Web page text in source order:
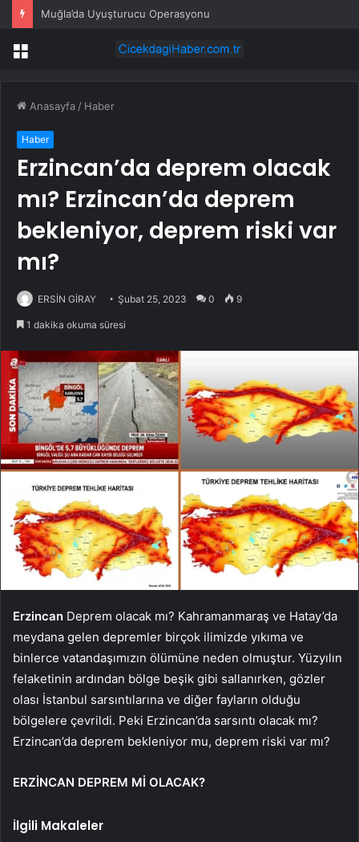
Muğla’da Uyuşturucu Operasyonu
Menü
Anasayfa / Haber
Haber
Erzincan’da deprem olacak
mı? Erzincan’da deprem
bekleniyor, deprem riski var
mı?
ERSİN GİRAY Şubat 25, 2023 0 9
1 dakika okuma süresi
Erzincan Deprem olacak mı? Kahramanmaraş ve Hatay’da
meydana gelen depremler birçok ilimizde yıkıma ve
binlerce vatandaşımızın ölümüne neden olmuştur. Yüzyılın
felaketinin ardından bölge beşik gibi sallanırken, gözler
olası İstanbul sarsıntılarına ve diğer fayların olduğu
bölgelere çevrildi. Peki Erzincan’da sarsıntı olacak mı?
Erzincan’da deprem bekleniyor mu, deprem riski var mı?
ERZİNCAN DEPREM Mİ OLACAK?
İlgili Makaleler